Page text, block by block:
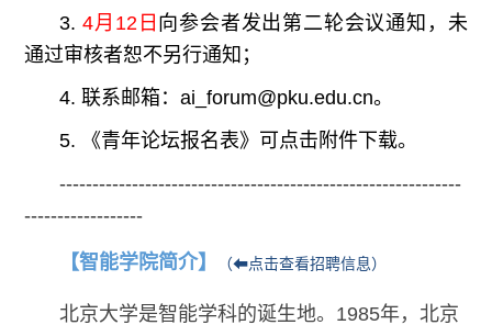
3.4月12日 向参会者发出第二轮会议通知，未
通过审核者恕不另行通知；
4. 联系邮箱：ai_forum@pku.edu.cn。
5. 《青年论坛报名表》可点击附件下载。
-------------------------------------------------------------
------------------
【智能学院简介】 （⬅点击查看招聘信息）
北京大学是智能学科的诞生地。1985年，北京